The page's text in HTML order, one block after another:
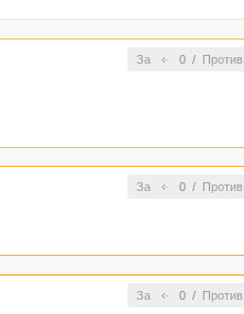
За 0/ Против
За 0/ Против
За 0/ Против